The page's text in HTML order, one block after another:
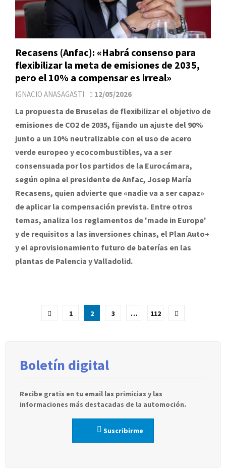
Recasens (Anfac): «Habrá consenso para
flexibilizar la meta de emisiones de 2035,
pero el 10% a compensar es irreal»
IGNACIO ANASAGASTI 12/05/2026
La propuesta de Bruselas de flexibilizar el objetivo de
emisiones de CO2 de 2035, fijando un ajuste del 90%
junto a un 10% neutralizable con el uso de acero
verde europeo y ecocombustibles, va a ser
consensuada por los partidos de la Eurocámara,
según opina el presidente de Anfac, Josep María
Recasens, quien advierte que «nadie va a ser capaz»
de aplicar la compensación prevista. Entre otros
temas, analiza los reglamentos de 'made in Europe'
y de requisitos a las inversiones chinas, el Plan Auto+
y el aprovisionamiento futuro de baterías en las
plantas de Palencia y Valladolid.
Paginación
1 2 3 … 112
Boletín digital
Recibe gratis en tu email las primicias y las
informaciones más destacadas de la automoción.
Suscribirme